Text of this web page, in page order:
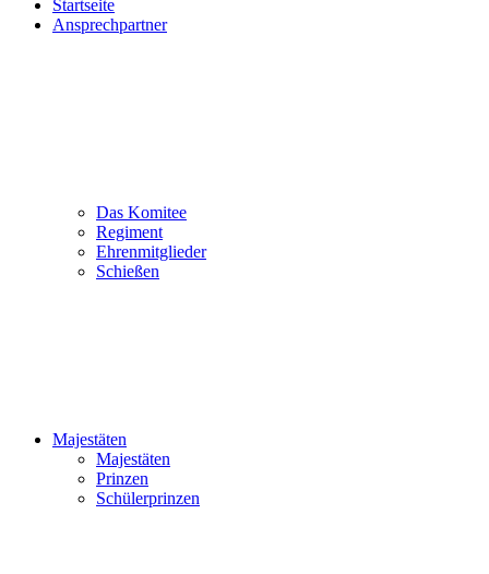
Startseite
Ansprechpartner
Das Komitee
Regiment
Ehrenmitglieder
Schießen
Majestäten
Majestäten
Prinzen
Schülerprinzen